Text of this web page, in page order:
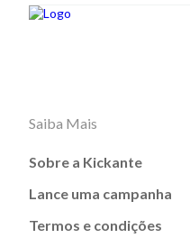
Saiba Mais
Sobre a Kickante
Lance uma campanha
Termos e condições